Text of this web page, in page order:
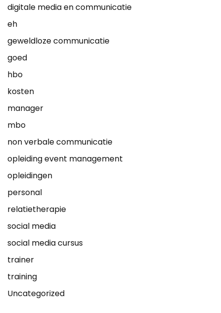
digitale media en communicatie
eh
geweldloze communicatie
goed
hbo
kosten
manager
mbo
non verbale communicatie
opleiding event management
opleidingen
personal
relatietherapie
social media
social media cursus
trainer
training
Uncategorized